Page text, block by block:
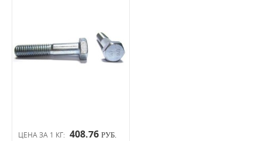
ЦЕНА ЗА 1 КГ: 408.76 РУБ.